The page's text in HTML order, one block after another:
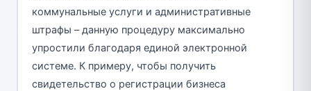
коммунальные услуги и административные
штрафы – данную процедуру максимально
упростили благодаря единой электронной
системе. К примеру, чтобы получить
свидетельство о регистрации бизнеса